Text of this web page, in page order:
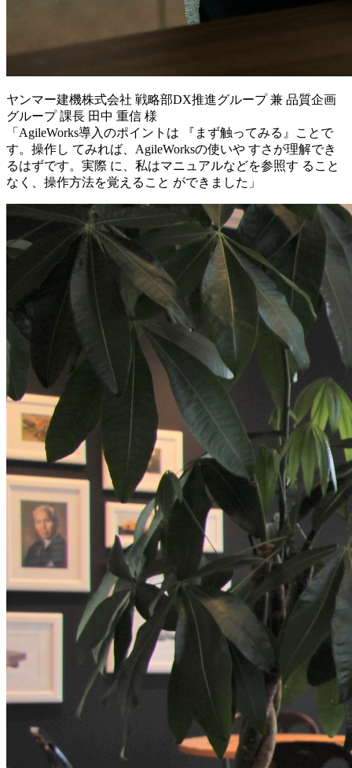
ヤンマー建機株式会社 戦略部DX推進グループ 兼 品質企画
グループ 課長 田中 重信 様
「AgileWorks導入のポイントは 『まず触ってみる』ことで
す。操作し てみれば、AgileWorksの使いや すさが理解でき
るはずです。実際 に、私はマニュアルなどを参照す ること
なく、操作方法を覚えること ができました」